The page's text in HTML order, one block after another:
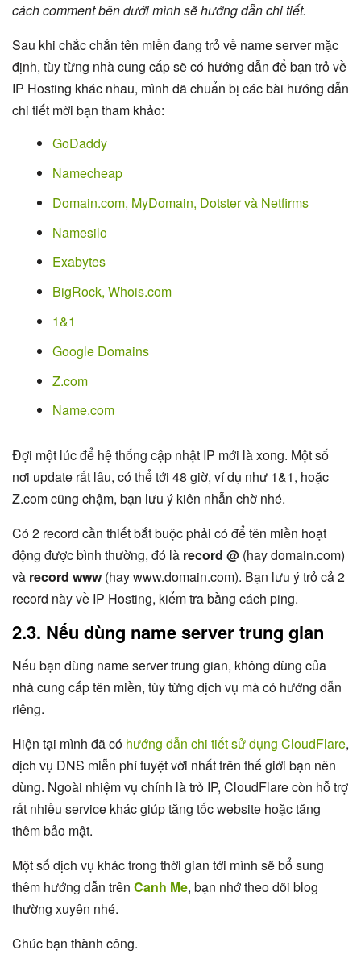
cách comment bên dưới mình sẽ hướng dẫn chi tiết.
Sau khi chắc chắn tên miền đang trỏ về name server mặc
định, tùy từng nhà cung cấp sẽ có hướng dẫn để bạn trỏ về
IP Hosting khác nhau, mình đã chuẩn bị các bài hướng dẫn
chi tiết mời bạn tham khảo:
GoDaddy
Namecheap
Domain.com, MyDomain, Dotster và Netfirms
Namesilo
Exabytes
BigRock, Whois.com
1&1
Google Domains
Z.com
Name.com
Đợi một lúc để hệ thống cập nhật IP mới là xong. Một số
nơi update rất lâu, có thể tới 48 giờ, ví dụ như 1&1, hoặc
Z.com cũng chậm, bạn lưu ý kiên nhẫn chờ nhé.
Có 2 record cần thiết bắt buộc phải có để tên miền hoạt
động được bình thường, đó là record @(hay domain.com)
và record www(hay www.domain.com). Bạn lưu ý trỏ cả 2
record này về IP Hosting, kiểm tra bằng cách ping.
2.3. Nếu dùng name server trung gian
Nếu bạn dùng name server trung gian, không dùng của
nhà cung cấp tên miền, tùy từng dịch vụ mà có hướng dẫn
riêng.
Hiện tại mình đã có hướng dẫn chi tiết sử dụng CloudFlare,
dịch vụ DNS miễn phí tuyệt vời nhất trên thế giới bạn nên
dùng. Ngoài nhiệm vụ chính là trỏ IP, CloudFlare còn hỗ trợ
rất nhiều service khác giúp tăng tốc website hoặc tăng
thêm bảo mật.
Một số dịch vụ khác trong thời gian tới mình sẽ bổ sung
thêm hướng dẫn trên Canh Me, bạn nhớ theo dõi blog
thường xuyên nhé.
Chúc bạn thành công.